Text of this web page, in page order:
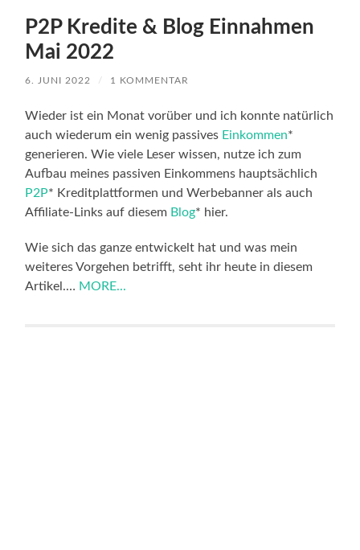
P2P Kredite & Blog Einnahmen
Mai 2022
6. JUNI 2022 / 1 KOMMENTAR
Wieder ist ein Monat vorüber und ich konnte natürlich
auch wiederum ein wenig passives Einkommen*
generieren. Wie viele Leser wissen, nutze ich zum
Aufbau meines passiven Einkommens hauptsächlich
P2P* Kreditplattformen und Werbebanner als auch
Affiliate-Links auf diesem Blog* hier.
Wie sich das ganze entwickelt hat und was mein
weiteres Vorgehen betrifft, seht ihr heute in diesem
Artikel.… MORE...